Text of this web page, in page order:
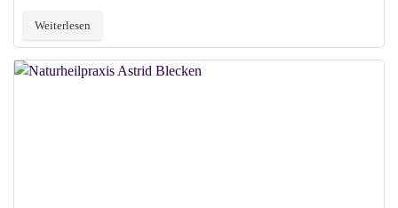
Weiterlesen